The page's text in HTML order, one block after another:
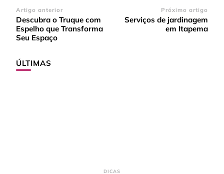
Navegação
de
post
Artigo anterior
Descubra o Truque com
Espelho que Transforma
Seu Espaço
Próximo artigo
Serviços de jardinagem
em Itapema
ÚLTIMAS
DICAS